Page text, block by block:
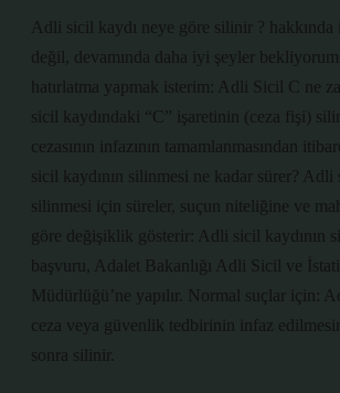
Adli sicil kaydı neye göre silinir ?
değil, devamında daha iyi şeyler
hatırlatma yapmak isterim: Adli Sicil C ne
sicil kaydındaki “C” işaretinin (ceza fişi)
cezasının infazının tamamlanmasından
sicil kaydının silinmesi ne kadar sürer? Adli
silinmesi için süreler, suçun niteliğine ve
göre değişiklik gösterir: Adli sicil kaydının
başvuru, Adalet Bakanlığı Adli Sicil ve
Müdürlüğü’ne yapılır. Normal suçlar için:
ceza veya güvenlik tedbirinin infaz
sonra silinir.